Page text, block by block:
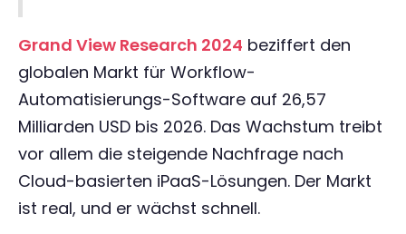
Grand View Research 2024 beziffert den
globalen Markt für Workflow-
Automatisierungs-Software auf 26,57
Milliarden USD bis 2026. Das Wachstum treibt
vor allem die steigende Nachfrage nach
Cloud-basierten iPaaS-Lösungen. Der Markt
ist real, und er wächst schnell.